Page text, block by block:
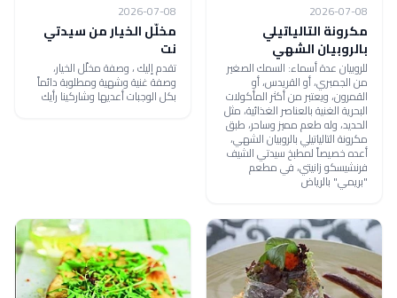
2026-07-08
مكرونة التالياتيلي
بالروبيان الشهي
للروبيان عدة أسماء: السمك الصغير
من الجمبري، أو القريدس، أو
القمرون، ويعتبر من أكثر المأكولات
البحرية الغنية بالعناصر الغذائية، مثل
الحديد، وله طعم مميز وساحر، طبق
مكرونة التالياتيلي بالروبيان الشهي،
أعده خصيصاً لمطبخ سيدتي الشيف
فرنشيسكو زانيتي، في مطعم
"بريمي" بالرياض
2026-07-08
مخلّل الخيار من سيدتي
نت
تقدم إليك ، وصفة مخلّل الخيار،
وصفة غنية وشهية ومطلوبة دائماً
بكل الوجبات أعديها وشاركينا رأيك